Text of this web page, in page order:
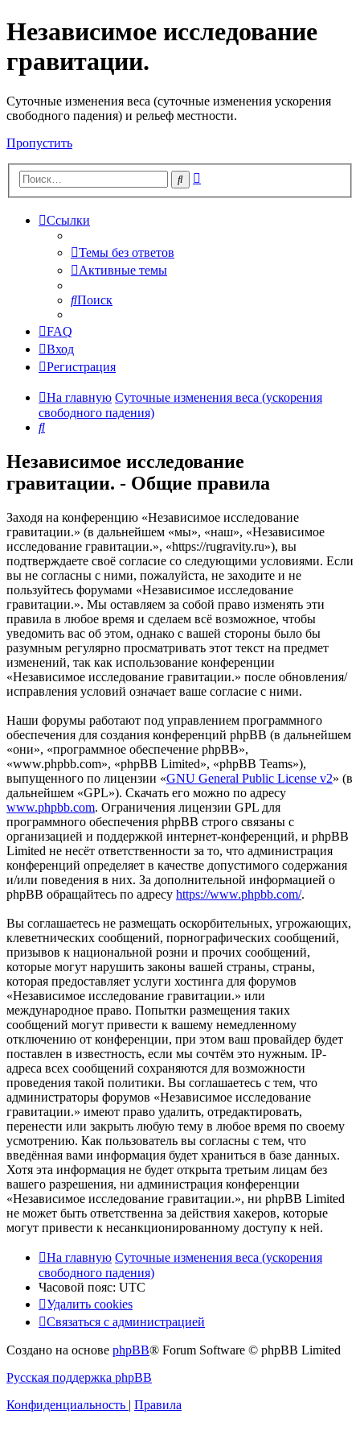
Независимое исследование
гравитации.
Cуточные изменения веса (суточные изменения ускорения
свободного падения) и рельеф местности.
Пропустить
Поиск
Ссылки
Темы без ответов
Активные темы
Поиск
FAQ
Вход
Регистрация
На главную Суточные изменения веса (ускорения
свободного падения)
Поиск
Независимое исследование
гравитации. - Общие правила
Заходя на конференцию «Независимое исследование
гравитации.» (в дальнейшем «мы», «наш», «Независимое
исследование гравитации.», «https://rugravity.ru»), вы
подтверждаете своё согласие со следующими условиями. Если
вы не согласны с ними, пожалуйста, не заходите и не
пользуйтесь форумами «Независимое исследование
гравитации.». Мы оставляем за собой право изменять эти
правила в любое время и сделаем всё возможное, чтобы
уведомить вас об этом, однако с вашей стороны было бы
разумным регулярно просматривать этот текст на предмет
изменений, так как использование конференции
«Независимое исследование гравитации.» после обновления/
исправления условий означает ваше согласие с ними.
Наши форумы работают под управлением программного
обеспечения для создания конференций phpBB (в дальнейшем
«они», «программное обеспечение phpBB»,
«www.phpbb.com», «phpBB Limited», «phpBB Teams»),
выпущенного по лицензии «GNU General Public License v2» (в
дальнейшем «GPL»). Скачать его можно по адресу
www.phpbb.com. Ограничения лицензии GPL для
программного обеспечения phpBB строго связаны с
организацией и поддержкой интернет-конференций, и phpBB
Limited не несёт ответственности за то, что администрация
конференций определяет в качестве допустимого содержания
и/или поведения в них. За дополнительной информацией о
phpBB обращайтесь по адресу https://www.phpbb.com/.
Вы соглашаетесь не размещать оскорбительных, угрожающих,
клеветнических сообщений, порнографических сообщений,
призывов к национальной розни и прочих сообщений,
которые могут нарушить законы вашей страны, страны,
которая предоставляет услуги хостинга для форумов
«Независимое исследование гравитации.» или
международное право. Попытки размещения таких
сообщений могут привести к вашему немедленному
отключению от конференции, при этом ваш провайдер будет
поставлен в известность, если мы сочтём это нужным. IP-
адреса всех сообщений сохраняются для возможности
проведения такой политики. Вы соглашаетесь с тем, что
администраторы форумов «Независимое исследование
гравитации.» имеют право удалить, отредактировать,
перенести или закрыть любую тему в любое время по своему
усмотрению. Как пользователь вы согласны с тем, что
введённая вами информация будет храниться в базе данных.
Хотя эта информация не будет открыта третьим лицам без
вашего разрешения, ни администрация конференции
«Независимое исследование гравитации.», ни phpBB Limited
не может быть ответственна за действия хакеров, которые
могут привести к несанкционированному доступу к ней.
На главную Суточные изменения веса (ускорения
свободного падения)
Часовой пояс: UTC
Удалить cookies
Связаться с администрацией
Создано на основе phpBB® Forum Software © phpBB Limited
Русская поддержка phpBB
Конфиденциальность | Правила